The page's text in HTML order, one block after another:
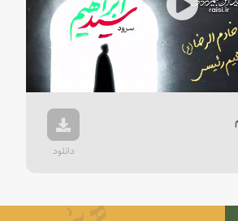
Play
Video
دانلود